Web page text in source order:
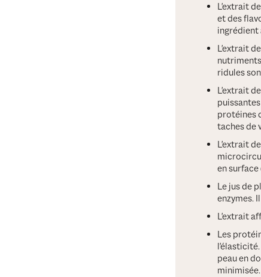
L'extrait
et des
ingrédient
L'extrait
ridules
L'extrait
protéines
taches de
L'extrait
en
Le jus de
enzymes.
L'extrait
Les
peau en
minimisée.